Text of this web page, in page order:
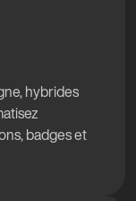
hybrides
badges et